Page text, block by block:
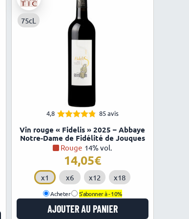
75cL
4,8
Note 4.79
sur 5
85 avis
Vin rouge « Fidelis » 2025 – Abbaye
Notre-Dame de Fidélité de Jouques
Rouge 14% vol.
14,05
x1 x6 x12 x18
Acheter S'abonner à -10%
AJOUTER AU PANIER